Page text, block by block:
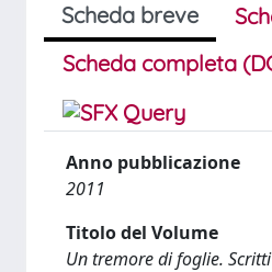
Scheda breve
Scheda completa
Anno pubblicazione
2011
Titolo del Volume
Un tremore di foglie.